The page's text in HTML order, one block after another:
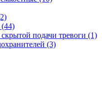
(44)
подачи тревоги (1)
(3)